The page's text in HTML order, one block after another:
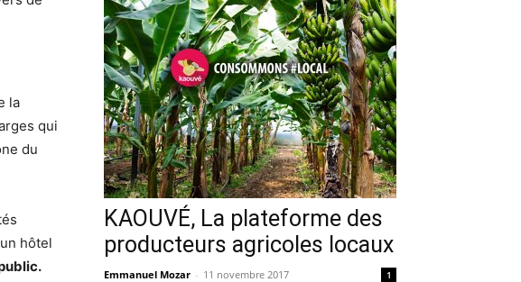
la
qui
du
hôtel
KAOUVÉ, La plateforme des
producteurs agricoles locaux
Emmanuel Mozar - 11 novembre 2017 1